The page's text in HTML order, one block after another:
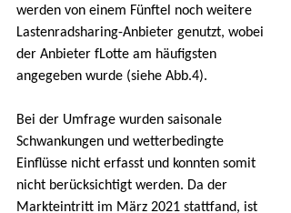
werden von einem Fünftel noch weitere
Lastenradsharing-Anbieter genutzt, wobei
der Anbieter fLotte am häufigsten
angegeben wurde (siehe Abb.4).
Bei der Umfrage wurden saisonale
Schwankungen und wetterbedingte
Einflüsse nicht erfasst und konnten somit
nicht berücksichtigt werden. Da der
Markteintritt im März 2021 stattfand, ist